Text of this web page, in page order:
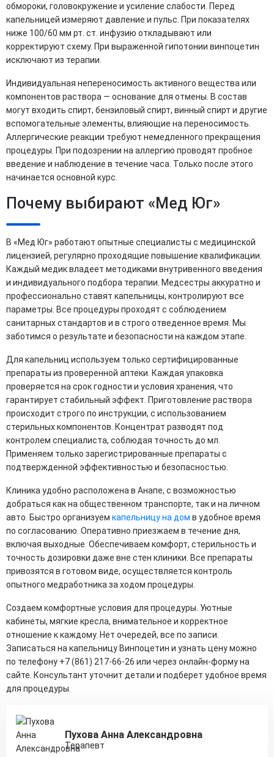
обмороки, головокружение и усиление слабости. Перед
капельницей измеряют давление и пульс. При показателях
ниже 100/60 мм рт. ст. инфузию откладывают или
корректируют схему. При выраженной гипотонии винпоцетин
исключают из терапии.
Индивидуальная непереносимость активного вещества или
компонентов раствора — основание для отмены. В состав
могут входить спирт, бензиловый спирт, винный спирт и другие
вспомогательные элементы, влияющие на переносимость.
Аллергические реакции требуют немедленного прекращения
процедуры. При подозрении на аллергию проводят пробное
введение и наблюдение в течение часа. Только после этого
начинается основной курс.
Почему выбирают «Мед Юг»
В «Мед Юг» работают опытные специалисты с медицинской
лицензией, регулярно проходящие повышение квалификации.
Каждый медик владеет методиками внутривенного введения
и индивидуального подбора терапии. Медсестры аккуратно и
профессионально ставят капельницы, контролируют все
параметры. Все процедуры проходят с соблюдением
санитарных стандартов и в строго отведенное время. Мы
заботимся о результате и безопасности на каждом этапе.
Для капельниц используем только сертифицированные
препараты из проверенной аптеки. Каждая упаковка
проверяется на срок годности и условия хранения, что
гарантирует стабильный эффект. Приготовление раствора
происходит строго по инструкции, с использованием
стерильных компонентов. Концентрат разводят под
контролем специалиста, соблюдая точность до мл.
Применяем только зарегистрированные препараты с
подтвержденной эффективностью и безопасностью.
Клиника удобно расположена в Анапе, с возможностью
добраться как на общественном транспорте, так и на личном
авто. Быстро организуем капельницу на дом в удобное время
по согласованию. Оперативно приезжаем в течение дня,
включая выходные. Обеспечиваем комфорт, стерильность и
точность дозировки даже вне стен клиники. Все препараты
привозятся в готовом виде, осуществляется контроль
опытного медработника за ходом процедуры.
Создаем комфортные условия для процедуры. Уютные
кабинеты, мягкие кресла, внимательное и корректное
отношение к каждому. Нет очередей, все по записи.
Записаться на капельницу Винпоцетин и узнать цену можно
по телефону +7 (861) 217-66-26 или через онлайн-форму на
сайте. Консультант уточнит детали и подберет удобное время
для процедуры.
Пухова Анна Александровна
Терапевт